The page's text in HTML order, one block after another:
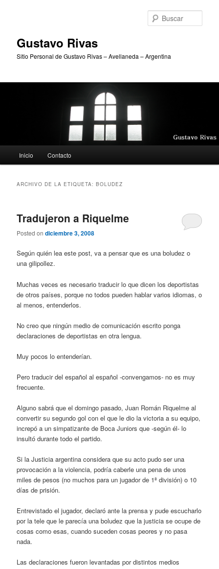
Gustavo Rivas
Sitio Personal de Gustavo Rivas – Avellaneda – Argentina
principal
Inicio Contacto
ARCHIVO DE LA ETIQUETA:BOLUDEZ
Tradujeron a Riquelme
Posted ondiciembre 3, 2008
Según quién lea este post, va a pensar que es una boludez o
una gilipollez.
Muchas veces es necesario traducir lo que dicen los deportistas
de otros países, porque no todos pueden hablar varios idiomas, o
al menos, entenderlos.
No creo que ningún medio de comunicación escrito ponga
declaraciones de deportistas en otra lengua.
Muy pocos lo entenderían.
Pero traducir del español al español -convengamos- no es muy
frecuente.
Alguno sabrá que el domingo pasado, Juan Román Riquelme al
convertir su segundo gol con el que le dio la victoria a su equipo,
increpó a un simpatizante de Boca Juniors que -según él- lo
insultó durante todo el partido.
Si la Justicia argentina considera que su acto pudo ser una
provocación a la violencia, podría caberle una pena de unos
miles de pesos (no muchos para un jugador de 1ª división) o 10
días de prisión.
Entrevistado el jugador, declaró ante la prensa y pude escucharlo
por la tele que le parecía una boludez que la justicia se ocupe de
cosas como esas, cuando suceden cosas peores y no pasa
nada.
Las declaraciones fueron levantadas por distintos medios